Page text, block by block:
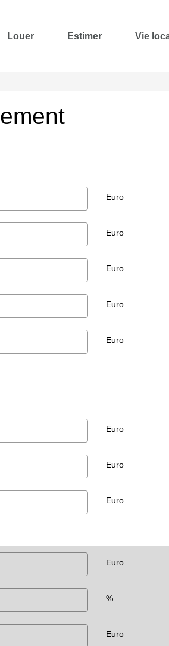
Louer Estimer Vie
Euro
Euro
Euro
Euro
Euro
Euro
Euro
Euro
Euro
%
Euro